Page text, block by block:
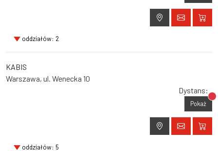
oddziałów: 2
KABIS
Warszawa, ul. Wenecka 10
Dystans:
Pokaż
oddziałów: 5